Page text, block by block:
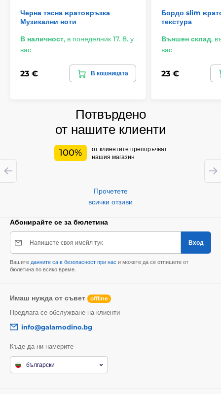
Черна тясна вратовръзка
Музикални ноти
В наличност, в понеделник 17. 8. у
вас
23 € В кошницата
Бордо slim
текстура
Външен склад,
вас
23 €
Потвърдено
от нашите клиенти
100%
от клиентите препоръчват
нашия магазин
Прочетете
всички отзиви
Абонирайте се за бюлетина
Напишете своя имейл тук Вход
Вашите данните са в безопасност при нас и можете да се отпишете от
бюлетина по всяко време.
Имаш нужда от съвет offline
Предлага се обслужване на клиенти
info@galamodino.bg
Къде да ни намерите
български